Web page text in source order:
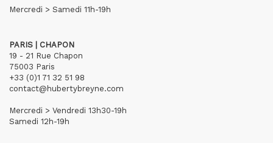
Mercredi > Samedi 11h-19h
PARIS | CHAPON
19 - 21 Rue Chapon
75003 Paris
+33 (0)1 71 32 51 98
contact@hubertybreyne.com
Mercredi > Vendredi 13h30-19h
Samedi 12h-19h